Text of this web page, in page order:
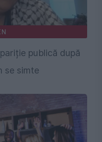
publică după
se simte